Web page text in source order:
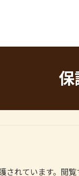
されています。閲